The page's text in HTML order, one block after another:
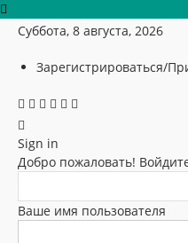
Суббота, 8 августа, 2026
Зарегистрироваться/
Sign in
Добро пожаловать!
Ваше имя пользователя